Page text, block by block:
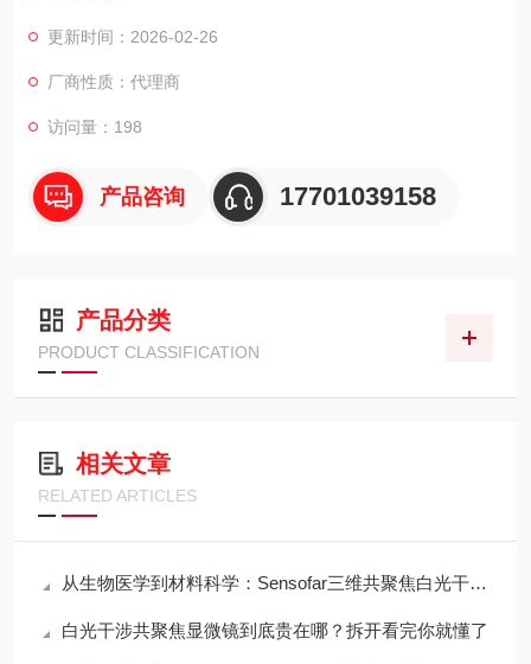
更新时间：2026-02-26
厂商性质：代理商
访问量：198
产品咨询 17701039158
产品分类
PRODUCT CLASSIFICATION
相关文章
RELATED ARTICLES
从生物医学到材料科学：Sensofar三维共聚焦白光干涉仪的跨领域应用传奇
白光干涉共聚焦显微镜到底贵在哪？拆开看完你就懂了